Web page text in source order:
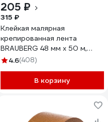
205 ₽
315 ₽
Клейкая малярная
крепированная лента
BRAUBERG 48 мм х 50 м,
реальная длина,
4.6(408)
В корзину